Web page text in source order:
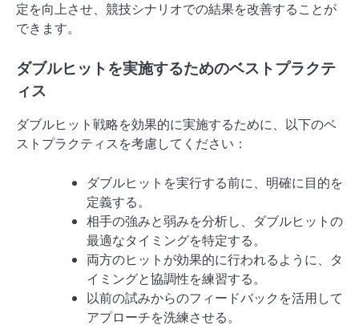
定を向上させ、競技シナリオでの結果を改善することが
できます。
ダブルヒットを実施するためのベストプラクテ
ィス
ダブルヒット戦略を効果的に実施するために、以下のベ
ストプラクティスを考慮してください：
ダブルヒットを実行する前に、明確に目的を
定義する。
相手の強みと弱みを分析し、ダブルヒットの
最適なタイミングを特定する。
両方のヒットが効果的に行われるように、タ
イミングと協調性を練習する。
以前の試みからのフィードバックを活用して
アプローチを洗練させる。